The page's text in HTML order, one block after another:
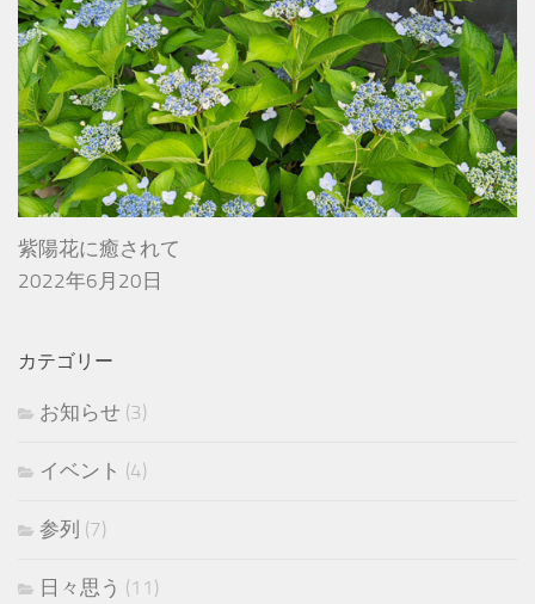
紫陽花に癒されて
2022年6月20日
カテゴリー
お知らせ (3)
イベント (4)
参列 (7)
日々思う (11)